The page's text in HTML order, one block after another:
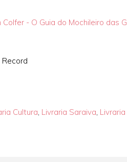
- O Guia do Mochileiro das
Record
Cultura, Livraria Saraiva,